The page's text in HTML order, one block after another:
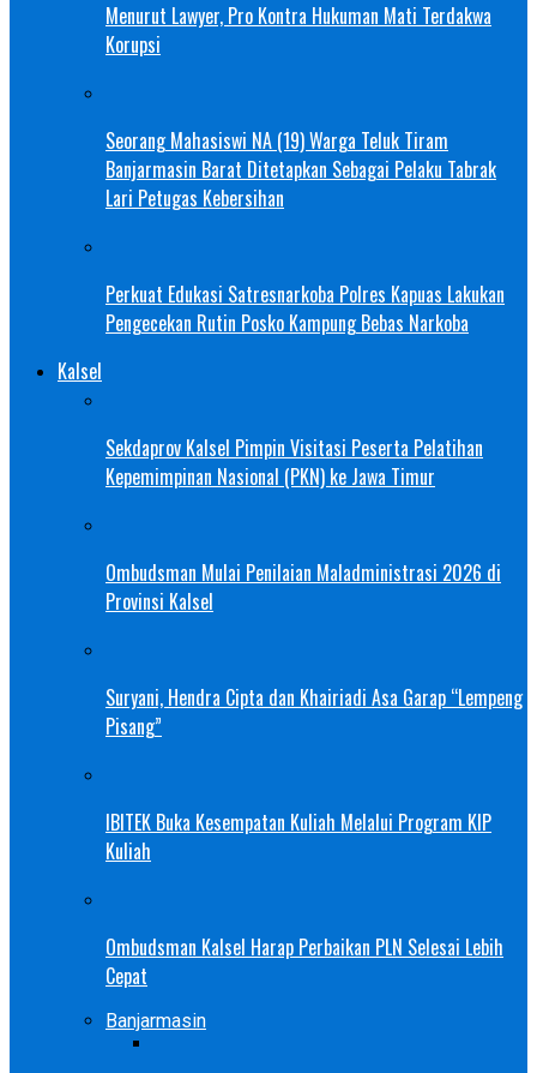
Menurut Lawyer, Pro Kontra Hukuman Mati Terdakwa
Korupsi
Seorang Mahasiswi NA (19) Warga Teluk Tiram
Banjarmasin Barat Ditetapkan Sebagai Pelaku Tabrak
Lari Petugas Kebersihan
Perkuat Edukasi Satresnarkoba Polres Kapuas Lakukan
Pengecekan Rutin Posko Kampung Bebas Narkoba
Kalsel
Sekdaprov Kalsel Pimpin Visitasi Peserta Pelatihan
Kepemimpinan Nasional (PKN) ke Jawa Timur
Ombudsman Mulai Penilaian Maladministrasi 2026 di
Provinsi Kalsel
Suryani, Hendra Cipta dan Khairiadi Asa Garap “Lempeng
Pisang”
IBITEK Buka Kesempatan Kuliah Melalui Program KIP
Kuliah
Ombudsman Kalsel Harap Perbaikan PLN Selesai Lebih
Cepat
Banjarmasin